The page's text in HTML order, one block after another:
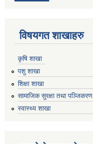
विषयगत शाखाहरु
कृषि शाखा
पशु शाखा
शिक्षा शाखा
सामाजिक सुरक्षा तथा पञ्जिकरण
स्वास्थ्य शाखा